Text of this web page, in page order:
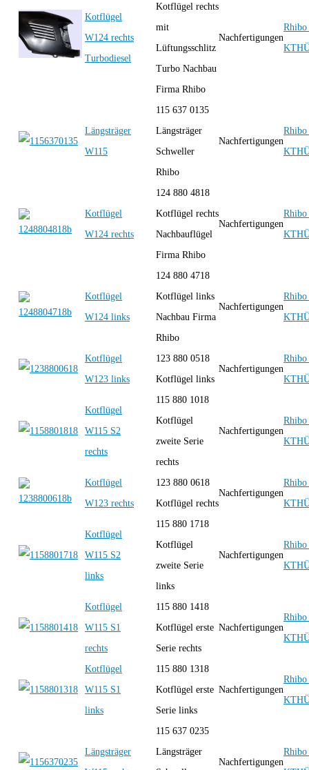
Kotflügel
W124 rechts
Turbodiesel
Kotflügel rechts
mit
Lüftungsschlitz
Turbo Nachbau
Firma Rhibo
Nachfertigungen
Rhibo
Längsträger
W115
115 637 0135
Längsträger
Schweller
Rhibo
Nachfertigungen
Rhibo
Kotflügel
W124 rechts
124 880 4818
Kotflügel rechts
Nachbauflügel
Firma Rhibo
Nachfertigungen
Rhibo
Kotflügel
W124 links
124 880 4718
Kotflügel links
Nachbau Firma
Rhibo
Nachfertigungen
Rhibo
Kotflügel
W123 links
123 880 0518
Kotflügel links
Nachfertigungen
Rhibo
Kotflügel
W115 S2
rechts
115 880 1018
Kotflügel
zweite Serie
rechts
Nachfertigungen
Rhibo
Kotflügel
W123 rechts
123 880 0618
Kotflügel rechts
Nachfertigungen
Rhibo
Kotflügel
W115 S2
links
115 880 1718
Kotflügel
zweite Serie
links
Nachfertigungen
Rhibo
Kotflügel
W115 S1
rechts
115 880 1418
Kotflügel erste
Serie rechts
Nachfertigungen
Rhibo
Kotflügel
W115 S1
links
115 880 1318
Kotflügel erste
Serie links
Nachfertigungen
Rhibo
Längsträger
115 637 0235
Längsträger
Nachfertigungen
Rhibo